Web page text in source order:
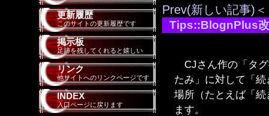
更新履歴
このサイトの更新履歴です
掲示板
足跡を残してくれると嬉しい
リンク
他サイトへのリンクページです
INDEX
入口ページに戻ります
Prev(新しい記事)＜
Tips::BlognPlus
CJさん作の「タ
たみ」に対して「
場所（たとえば「
ます。